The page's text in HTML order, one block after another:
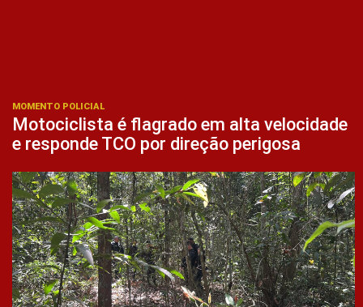
MOMENTO POLICIAL
Motociclista é flagrado em alta velocidade
e responde TCO por direção perigosa